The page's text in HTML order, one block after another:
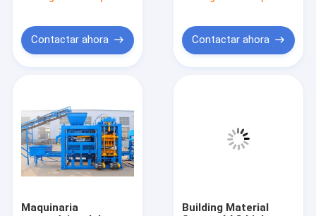
Inicio
Productos
Contactar ahora
3500 KW
Contactar ahora
Maquinaria
Building Material